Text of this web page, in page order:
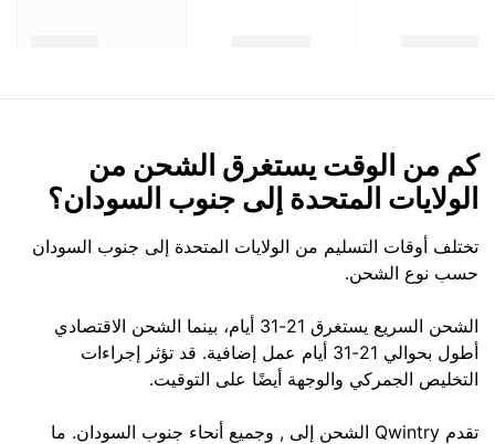
كم من الوقت يستغرق الشحن من
الولايات المتحدة إلى جنوب السودان؟
تختلف أوقات التسليم من الولايات المتحدة إلى جنوب السودان
حسب نوع الشحن.
الشحن السريع يستغرق 21-31 أيام، بينما الشحن الاقتصادي
أطول بحوالي 21-31 أيام عمل إضافية. قد تؤثر إجراءات
التخليص الجمركي والوجهة أيضًا على التوقيت.
تقدم Qwintry الشحن إلى , وجميع أنحاء جنوب السودان. ما